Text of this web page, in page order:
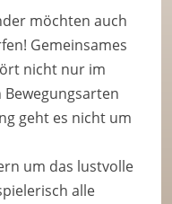
möchten auch
Gemeinsames
nicht nur im
geht es nicht um
um das lustvolle
alle